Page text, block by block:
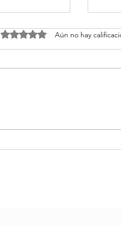
Obtuvo 0 de 5 estrellas.
Aún no hay